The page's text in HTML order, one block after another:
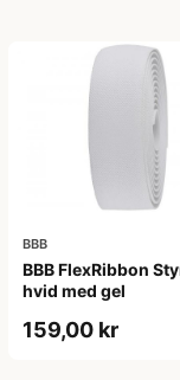
BBB
BBB FlexRibbon
hvid med gel
159,00 kr